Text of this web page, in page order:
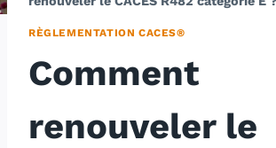
RÈGLEMENTATION CACES®
Comment
renouveler le